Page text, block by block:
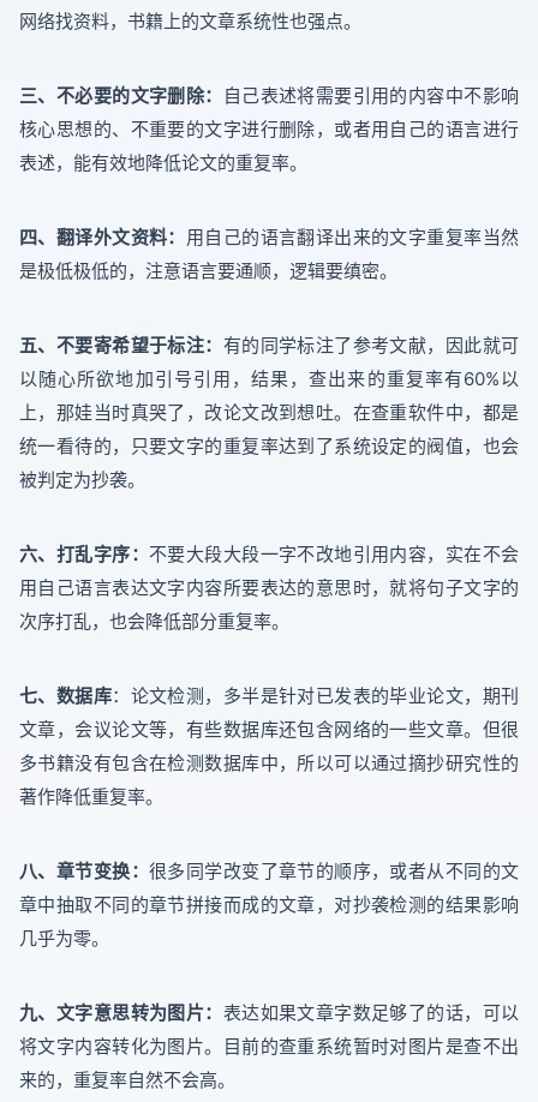
网络找资料，书籍上的文章系统性也强点。
三、不必要的文字删除：
自己表述将需要引用的内容中不影响
核心思想的、不重要的文字进行删除，或者用自己的语言进行
表述，能有效地降低论文的重复率。
四、翻译外文资料： 用自己的语言翻译出来的文字重复率当然
是极低极低的，注意语言要通顺，逻辑要缜密。
五、不要寄希望于标注： 有的同学标注了参考文献，因此就可
以随心所欲地加引号引用，结果，查出来的重复率有60%以
上，那娃当时真哭了，改论文改到想吐。在查重软件中，都是
统一看待的，只要文字的重复率达到了系统设定的阀值，也会
被判定为抄袭。
六、打乱字序： 不要大段大段一字不改地引用内容，实在不会
用自己语言表达文字内容所要表达的意思时，就将句子文字的
次序打乱，也会降低部分重复率。
七、数据库：论文检测，多半是针对已发表的毕业论文，期刊
文章，会议论文等，有些数据库还包含网络的一些文章。但很
多书籍没有包含在检测数据库中，所以可以通过摘抄研究性的
著作降低重复率。
八、章节变换： 很多同学改变了章节的顺序，或者从不同的文
章中抽取不同的章节拼接而成的文章，对抄袭检测的结果影响
几乎为零。
九、文字意思转为图片： 表达如果文章字数足够了的话，可以
将文字内容转化为图片。目前的查重系统暂时对图片是查不出
来的，重复率自然不会高。